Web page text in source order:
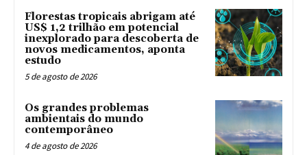
Florestas tropicais abrigam até
US$ 1,2 trilhão em potencial
inexplorado para descoberta de
novos medicamentos, aponta
estudo
5 de agosto de 2026
Os grandes problemas
ambientais do mundo
contemporâneo
4 de agosto de 2026